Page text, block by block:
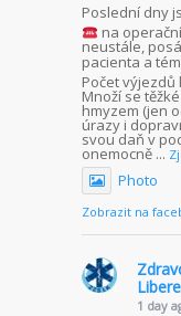
Poslední dny
na
neustále,
pacienta a
Počet
Množí se
hmyzem (jen
úrazy i
svou daň v
onemocně ...
Photo
Zobrazit na
1 day